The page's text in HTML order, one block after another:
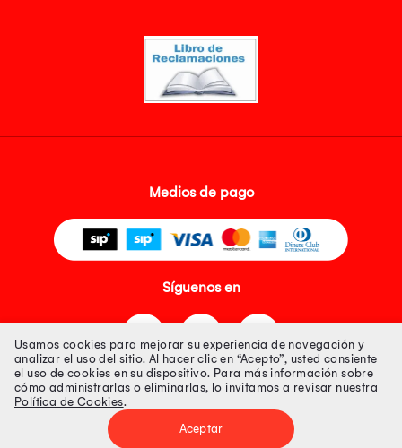
Medios de pago
Síguenos en
Tienda 100% Segura
Usamos cookies para mejorar su experiencia de navegación y
analizar el uso del sitio. Al hacer clic en “Acepto”, usted consiente
el uso de cookies en su dispositivo. Para más información sobre
cómo administrarlas o eliminarlas, lo invitamos a revisar nuestra
Política de Cookies.
Aceptar